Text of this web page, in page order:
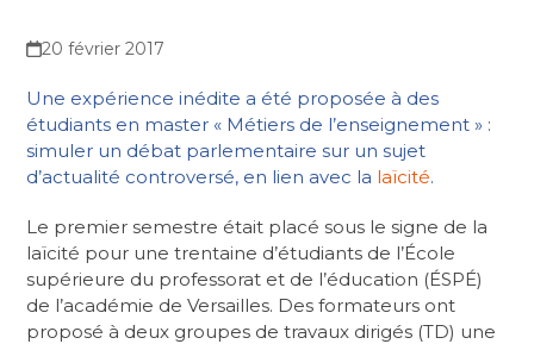
20 février 2017
Une expérience inédite a été proposée à des
étudiants en master « Métiers de l’enseignement » :
simuler un débat parlementaire sur un sujet
d’actualité controversé, en lien avec la laïcité.
Le premier semestre était placé sous le signe de la
laïcité pour une trentaine d’étudiants de l’École
supérieure du professorat et de l’éducation (ÉSPÉ)
de l’académie de Versailles. Des formateurs ont
proposé à deux groupes de travaux dirigés (TD) une